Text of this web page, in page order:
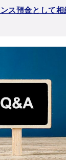
ス預金として